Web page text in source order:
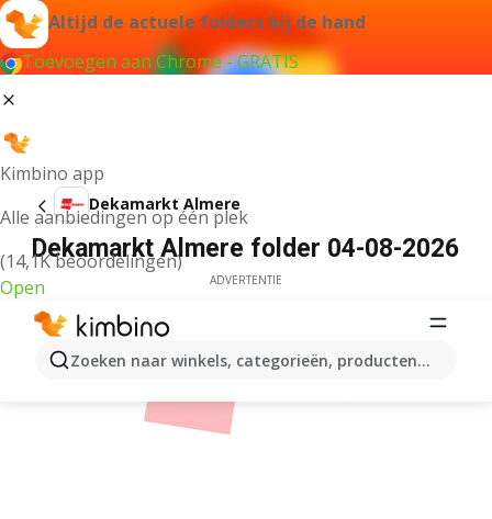
Altijd de actuele folders bij de hand
Toevoegen aan Chrome - GRATIS
Kimbino app
Alle aanbiedingen op één plek
(14,1K beoordelingen)
Open
Zoeken naar winkels, categorieën, producten...
Dekamarkt Almere
Dekamarkt Almere folder 04-08-2026
ADVERTENTIE